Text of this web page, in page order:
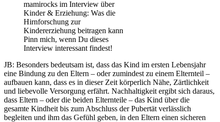
Pinn mich, wenn Du dieses
Interview interessant findest!
JB: Besonders bedeutsam ist, dass das Kind im ersten Lebensjahr
eine Bindung zu den Eltern – oder zumindest zu einem Elternteil –
aufbauen kann, dass es in dieser Zeit körperlich Nähe, Zärtlichkeit
und liebevolle Versorgung erfährt. Nachhaltigkeit ergibt sich daraus,
dass Eltern – oder die beiden Elternteile – das Kind über die
gesamte Kindheit bis zum Abschluss der Pubertät verlässlich
begleiten und ihm das Gefühl geben, in den Eltern einen sicheren